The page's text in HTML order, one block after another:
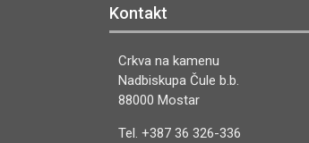
Kontakt
Crkva na kamenu
Nadbiskupa Čule b.b.
88000 Mostar
Tel. +387 36 326-336